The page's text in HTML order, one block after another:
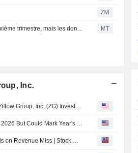
ZM
MT
Inc.
MONDAY DEADLINE: Berger Montague Advises Zillow Group, Inc. (ZG) Investors to Inquire About a Securities Fraud Class Action by August 10, 2026
July Home Sales Log Strongest Annual Growth of 2026 But Could Mark Year's Peak, Zillow Says
Peloton Slides on Subscription Lag; Six Flags Falls on Revenue Miss | Stock Movers